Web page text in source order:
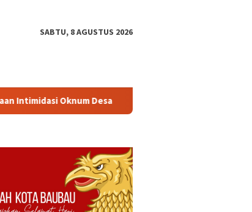
SABTU, 8 AGUSTUS 2026
Lambat Tangani Aduan Penyerobotan Tanah, Tim